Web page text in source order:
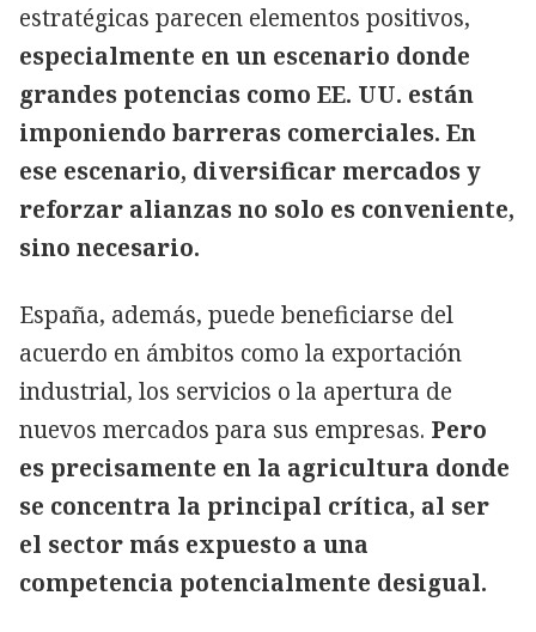
estratégicas parecen elementos positivos,
especialmente en un escenario donde
grandes potencias como EE. UU. están
imponiendo barreras comerciales. En
ese escenario, diversificar mercados y
reforzar alianzas no solo es conveniente,
sino necesario.
España, además, puede beneficiarse del
acuerdo en ámbitos como la exportación
industrial, los servicios o la apertura de
nuevos mercados para sus empresas. Pero
es precisamente en la agricultura donde
se concentra la principal crítica, al ser
el sector más expuesto a una
competencia potencialmente desigual.